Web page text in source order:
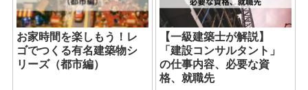
お家時間を楽しもう！レ
ゴでつくる有名建築物シ
リーズ（都市編）
【一級建築士が解説】
「建設コンサルタント」
の仕事内容、必要な資
格、就職先